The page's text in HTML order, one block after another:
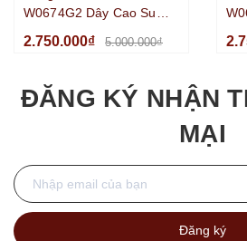
W0674G2 Dây Cao Su
2.750.000₫ 5.000.000₫
ĐĂNG KÝ NHẬN
MẠI
Đăng ký